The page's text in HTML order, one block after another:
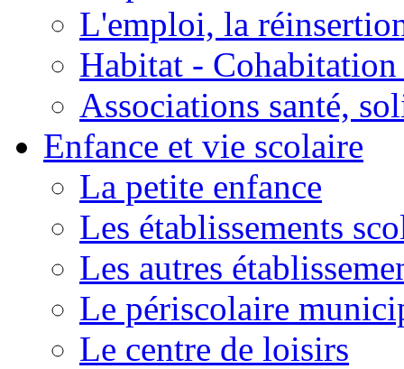
L'emploi, la
Habitat -
Associations santé,
Enfance et vie scolaire
La petite enfance
Les établissements
Les autres
Le périscolaire
Le centre de loisirs